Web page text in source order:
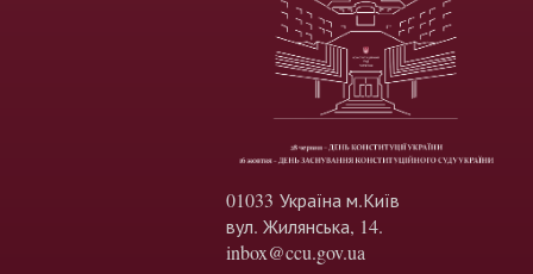
01033 Україна м.Київ
вул. Жилянська, 14.
inbox@ccu.gov.ua